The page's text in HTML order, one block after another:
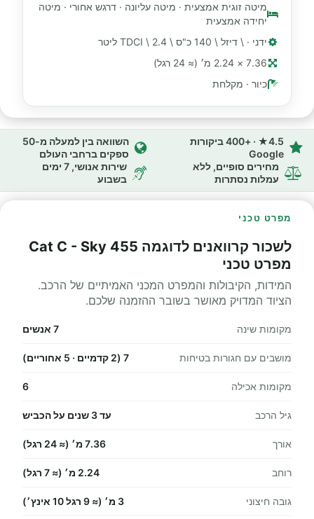
מיטה זוגית אמצעית · מיטה עליונה · דרגש אחורי · מיטה
יחידה אמצעית
ידני · \ דיזל \ 140 כ"ס \ TDCI \ 2.4 ליטר
7.36 × 2.24 מ׳ (≈ 24 רגל)
כיור · מקלחת
4.5★ · +400 ביקורות
Google
השוואה בין למעלה מ-50
ספקים ברחבי העולם
מחירים סופיים, ללא
עמלות נסתרות
שירות אנושי, 7 ימים
בשבוע
מפרט טכני
לשכור קרוואנים לדוגמה Cat C - Sky 455
מפרט טכני
המידות, הקיבולות והמפרט המכני האמיתיים של הרכב.
הציוד המדויק מאושר בשובר ההזמנה שלכם.
מקומות שינה 7 אנשים
מושבים עם חגורות בטיחות 7 (2 קדמיים · 5 אחוריים)
מקומות אכילה 6
גיל הרכב עד 3 שנים על הכביש
אורך 7.36 מ׳ (≈ 24 רגל)
רוחב 2.24 מ׳ (≈ 7 רגל)
גובה חיצוני 3 מ׳ (≈ 9 רגל 10 אינץ׳)